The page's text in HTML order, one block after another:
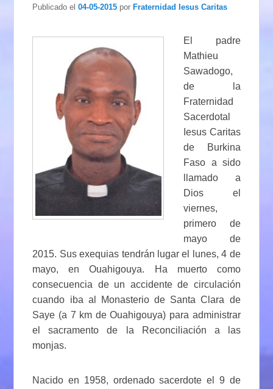
Publicado el 04-05-2015 porFraternidad Iesus Caritas
El padre
Mathieu
Sawadogo,
de la
Fraternidad
Sacerdotal
Iesus Caritas
de Burkina
Faso a sido
llamado a
Dios el
viernes,
primero de
mayo de
2015. Sus exequias tendrán lugar el lunes, 4 de
mayo, en Ouahigouya. Ha muerto como
consecuencia de un accidente de circulación
cuando iba al Monasterio de Santa Clara de
Saye (a 7 km de Ouahigouya) para administrar
el sacramento de la Reconciliación a las
monjas.
Nacido en 1958, ordenado sacerdote el 9 de